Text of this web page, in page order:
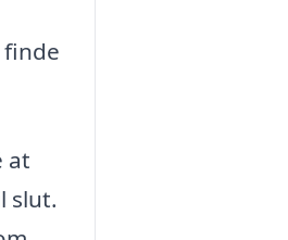
at
slut.